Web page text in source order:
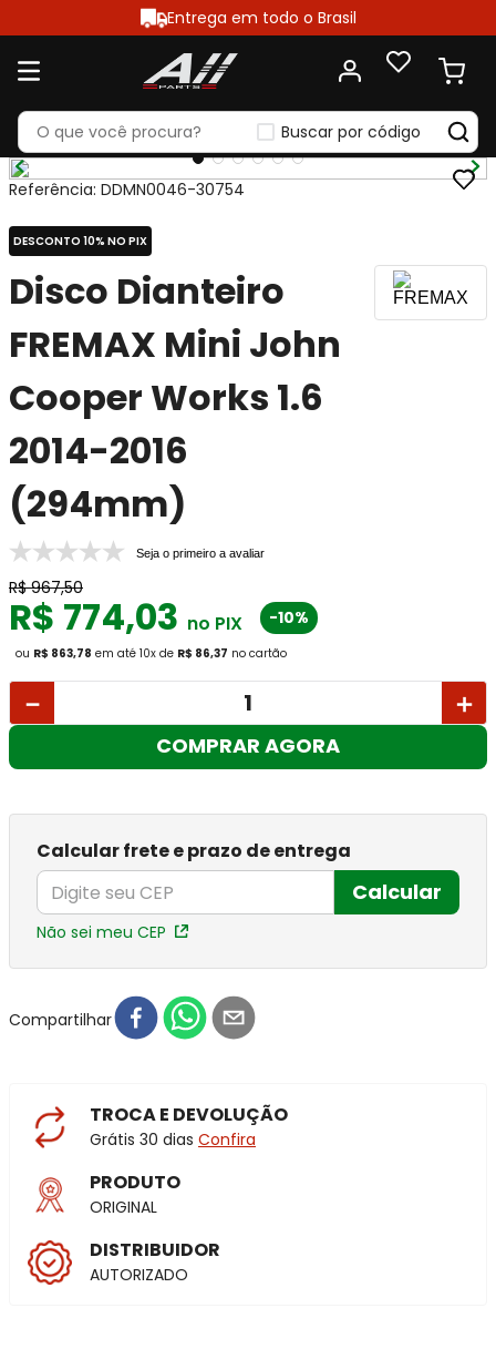
Entrega em todo o Brasil
Buscar por código
Referência: DDMN0046-30754
DESCONTO 10% NO PIX
Disco Dianteiro
FREMAX Mini John
Cooper Works 1.6
2014-2016
(294mm)
Seja o primeiro a avaliar
R$ 967,50
R$ 774,03 no PIX -10%
ou R$ 863,78 em até 10x de R$ 86,37 no cartão
＋
－
COMPRAR AGORA
Calcular frete e prazo de entrega
Calcular
Não sei meu CEP
Compartilhar
TROCA E DEVOLUÇÃO
Grátis 30 dias Confira
PRODUTO
ORIGINAL
DISTRIBUIDOR
AUTORIZADO